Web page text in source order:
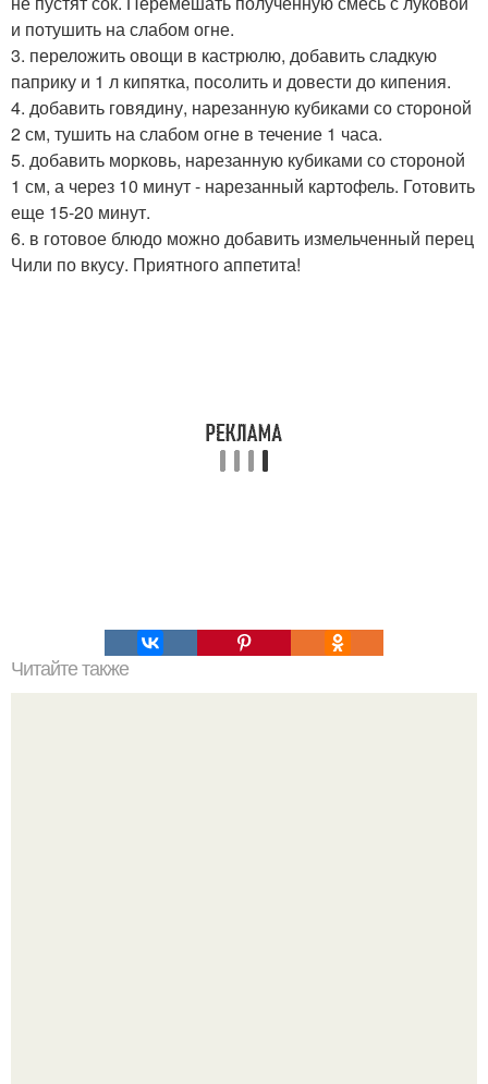
и потушить на слабом огне.
3. переложить овощи в кастрюлю, добавить сладкую
паприку и 1 л кипятка, посолить и довести до кипения.
4. добавить говядину, нарезанную кубиками со стороной
2 см, тушить на слабом огне в течение 1 часа.
5. добавить морковь, нарезанную кубиками со стороной
1 см, а через 10 минут - нарезанный картофель. Готовить
еще 15-20 минут.
6. в готовое блюдо можно добавить измельченный перец
Чили по вкусу. Приятного аппетита!
Читайте также